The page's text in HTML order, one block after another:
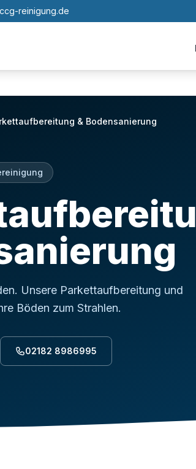
reinigung.de
& Bodensanierung
Unsere Parkettaufbereitung und
Böden zum Strahlen.
02182 8986995